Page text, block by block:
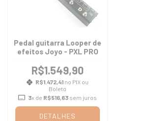
Pedal guitarra Looper de
efeitos Joyo - PXL PRO
R$1.549,90
R$1.472,41 no PIX ou
Boleto
3x de R$516,63sem juros
DETALHES